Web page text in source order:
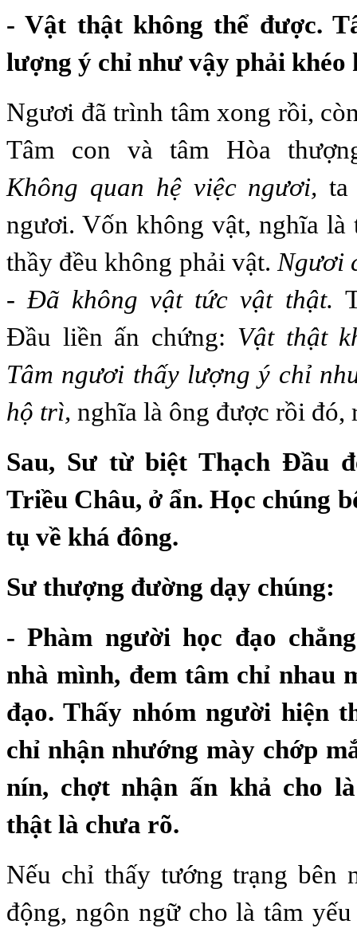
- Vật thật không thể được.
lượng ý chỉ như vậy phải khéo
Ngươi đã trình tâm xong rồi,
Tâm con và tâm Hòa
Không quan hệ việc ngươi,
ngươi. Vốn không vật, nghĩa là
thầy đều không phải vật. Ngươi
- Đã không vật tức vật thật.
Đầu liền ấn chứng: Vật thật
Tâm ngươi thấy lượng ý chỉ
hộ trì, nghĩa là ông được rồi đó,
Sau, Sư từ biệt Thạch Đầu
Triều Châu, ở ẩn. Học chúng
tụ về khá đông.
Sư thượng đường dạy chúng:
- Phàm người học đạo
nhà mình, đem tâm chỉ nhau
đạo. Thấy nhóm người hiện
chỉ nhận nhướng mày chớp
nín, chợt nhận ấn khả cho
thật là chưa rõ.
Nếu chỉ thấy tướng trạng bên
động, ngôn ngữ cho là tâm